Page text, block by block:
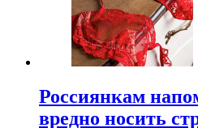
Россиянкам
вредно носить